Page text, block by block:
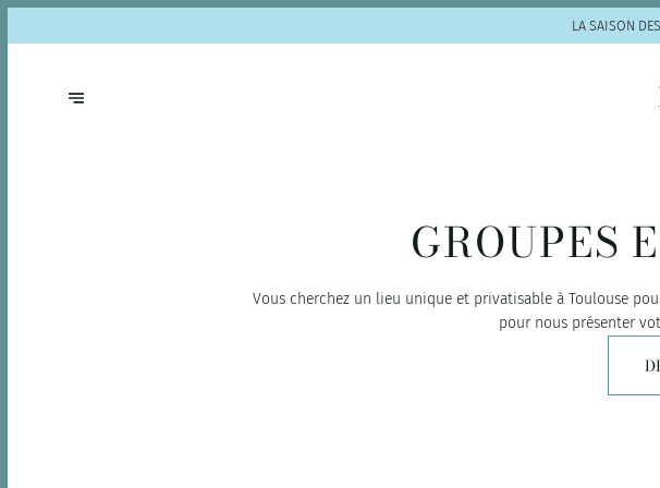
LA SAISON DES
GROUPES
Vous cherchez un lieu unique et privatisable à Toulouse
pour nous présenter